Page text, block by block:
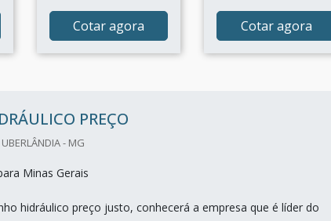
Cotar agora Cotar agora
PREÇO
- MG
Minas Gerais
hidráulico preço justo, conhecerá a empresa que é líder do